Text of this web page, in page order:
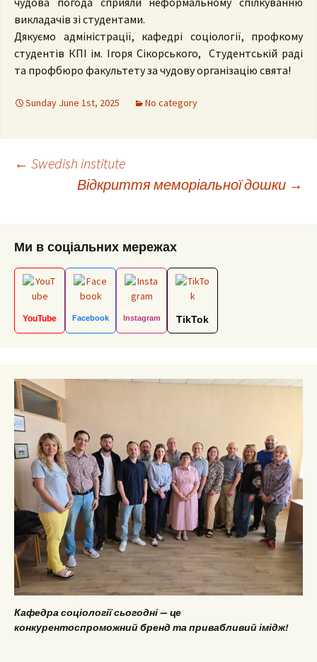
викладачів зі студентами.
Дякуємо адміністрації, кафедрі соціології, профкому
студентів КПІ ім. Ігоря Сікорського, Студентській раді
та профбюро факультету за чудову організацію свята!
Sunday June 1st, 2025 No category
Post
← Swedish institute
Відкриття меморіальної дошки →
Ми в соціальних мережах
YouTube Facebook Instagram TikTok
Кафедра соціології сьогодні — це
конкурентоспроможний бренд та привабливий імідж!